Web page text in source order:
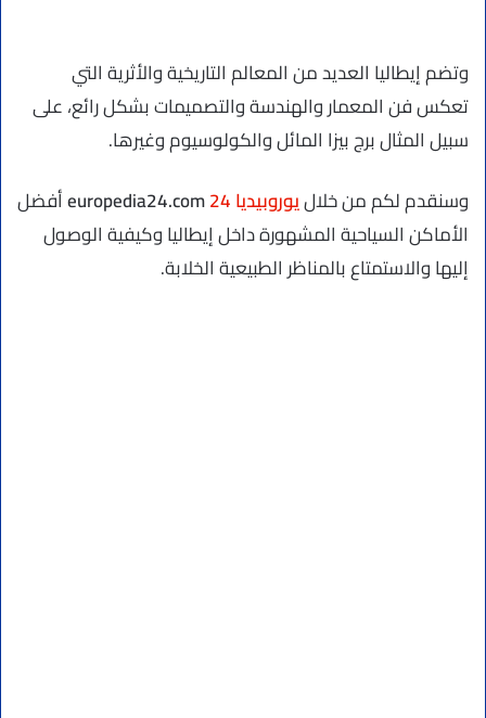
وتضم إيطاليا العديد من المعالم التاريخية والأثرية التي
تعكس فن المعمار والهندسة والتصميمات بشكل رائع، على
سبيل المثال برج بيزا المائل والكولوسيوم وغيرها.
وسنقدم لكم من خلاليوروبيديا 24
أفضل
الأماكن السياحية المشهورة داخل إيطاليا وكيفية الوصول
إليها والاستمتاع بالمناظر الطبيعية الخلابة.